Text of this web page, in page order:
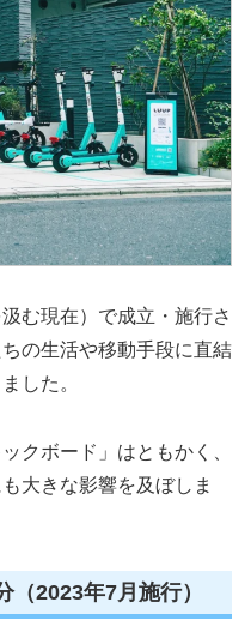
む現在）で成立・施行さ
の生活や移動手段に直結
した。
クボード」はともかく、
大きな影響を及ぼしま
2023年7月施行）